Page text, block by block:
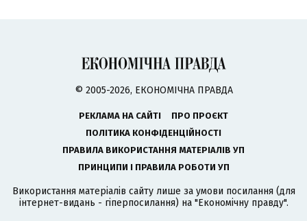
© 2005-2026, ЕКОНОМІЧНА ПРАВДА
РЕКЛАМА НА САЙТІ
ПРО ПРОЄКТ
ПОЛІТИКА КОНФІДЕНЦІЙНОСТІ
ПРАВИЛА ВИКОРИСТАННЯ МАТЕРІАЛІВ УП
ПРИНЦИПИ І ПРАВИЛА РОБОТИ УП
Використання матеріалів сайту лише за умови посилання (для
інтернет-видань - гіперпосилання) на "Економічну правду".